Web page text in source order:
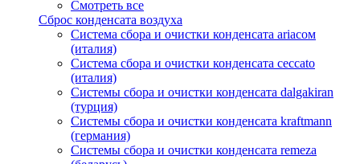
Смотреть все
Сброс конденсата воздуха
Система сбора и очистки конденсата ariacом
(италия)
Система сбора и очистки конденсата ceccato
(италия)
Системы сбора и очистки конденсата dalgakiran
(турция)
Системы сбора и очистки конденсата kraftmann
(германия)
Системы сбора и очистки конденсата remeza